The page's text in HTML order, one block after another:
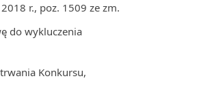
r., poz. 1509 ze zm.
do wykluczenia
Konkursu,